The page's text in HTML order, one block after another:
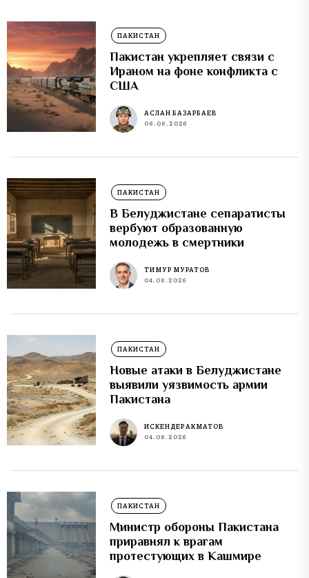
ПАКИСТАН
Пакистан укрепляет связи с
Ираном на фоне конфликта с
США
АСЛАН БАЗАРБАЕВ
06.08.2026
ПАКИСТАН
В Белуджистане сепаратисты
вербуют образованную
молодежь в смертники
ТИМУР МУРАТОВ
04.08.2026
ПАКИСТАН
Новые атаки в Белуджистане
выявили уязвимость армии
Пакистана
ИСКЕНДЕР АКМАТОВ
04.08.2026
ПАКИСТАН
Министр обороны Пакистана
приравнял к врагам
протестующих в Кашмире